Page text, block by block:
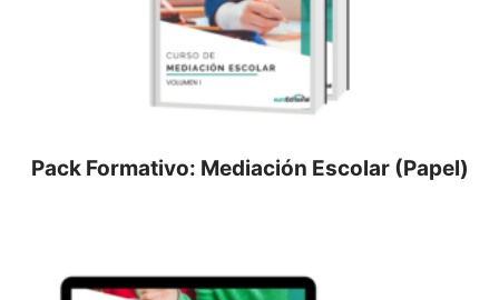
Pack Formativo: Mediación Escolar (Papel)